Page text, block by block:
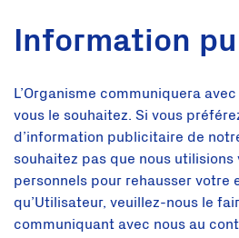
Information
L’Organisme communiquera
vous le souhaitez. Si vous
d’information publicitaire de
souhaitez pas que nous
personnels pour rehausser votre
qu’Utilisateur, veuillez-nous le
communiquant avec nous au